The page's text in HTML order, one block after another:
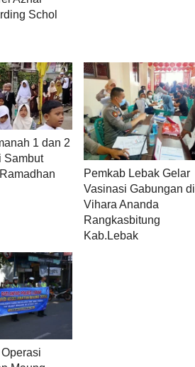
Schol
1 dan 2
Sambut
Pemkab Lebak Gelar
Vasinasi Gabungan di
Vihara Ananda
Rangkasbitung
Kab.Lebak